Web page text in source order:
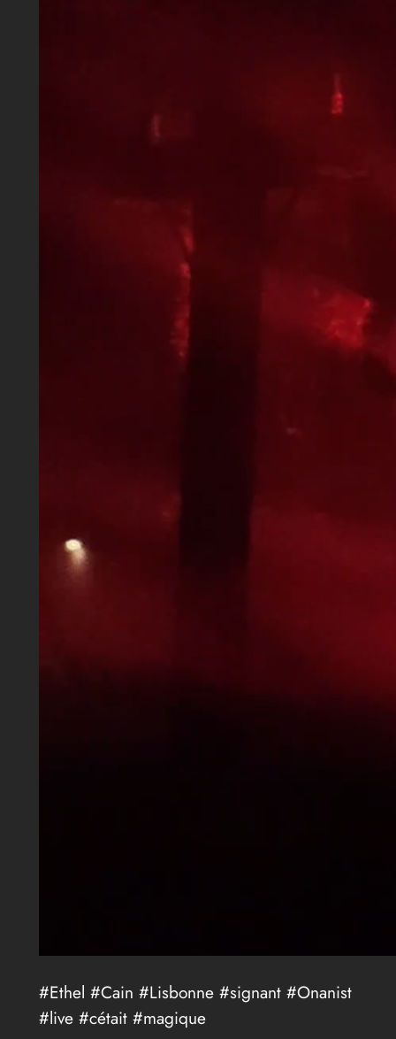
#Ethel #Cain #Lisbonne #signant #Onanist
#live #cétait #magique